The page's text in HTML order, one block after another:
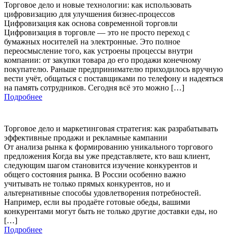
Торговое дело и новые технологии: как использовать
цифровизацию для улучшения бизнес-процессов
Цифровизация как основа современной торговли
Цифровизация в торговле — это не просто переход с
бумажных носителей на электронные. Это полное
переосмысление того, как устроены процессы внутри
компании: от закупки товара до его продажи конечному
покупателю. Раньше предпринимателю приходилось вручную
вести учёт, общаться с поставщиками по телефону и надеяться
на память сотрудников. Сегодня всё это можно […]
Подробнее
Торговое дело и маркетинговая стратегия: как разрабатывать
эффективные продажи и рекламные кампании
От анализа рынка к формированию уникального торгового
предложения Когда вы уже представляете, кто ваш клиент,
следующим шагом становится изучение конкурентов и
общего состояния рынка. В России особенно важно
учитывать не только прямых конкурентов, но и
альтернативные способы удовлетворения потребностей.
Например, если вы продаёте готовые обеды, вашими
конкурентами могут быть не только другие доставки еды, но
[…]
Подробнее